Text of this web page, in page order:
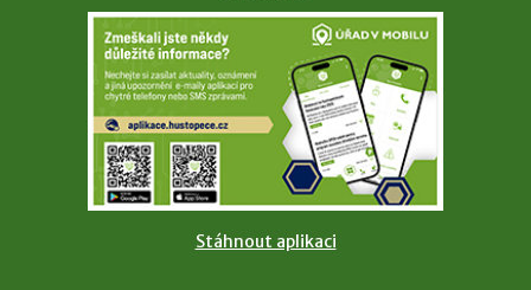
Stáhnout aplikaci